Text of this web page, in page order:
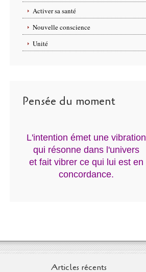
Activer sa santé
Nouvelle conscience
Unité
Pensée du moment
L'intention émet une vibration
qui résonne dans l'univers
et fait vibrer ce qui lui est en
concordance.
Articles récents